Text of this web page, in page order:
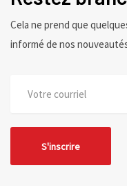
Cela ne prend que
informé de nos